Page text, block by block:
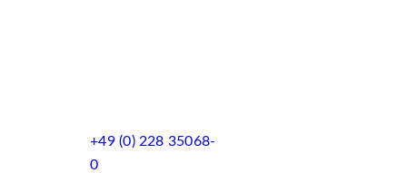
+49 (0) 228 35068-
0